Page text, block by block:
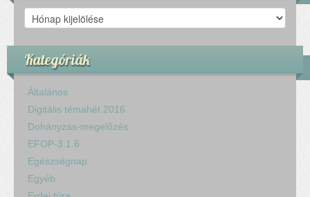
Archívum
Kategóriák
Általános
Digitális témahét 2016
Dohányzás-megelőzés
EFOP-3.1.6
Egészségnap
Egyéb